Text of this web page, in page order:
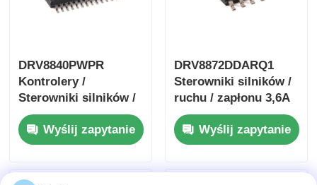
DRV8840PWPR
Kontrolery /
Sterowniki silników /
zapłonowe 5A silnika
DC szczotkowego
Wyślij zapytanie
DRV8872DDARQ1
Sterowniki silników /
ruchu / zapłonu 3,6A
sterownik silnika
szczotkowego DC z
raportowaniem
Wyślij zapytanie